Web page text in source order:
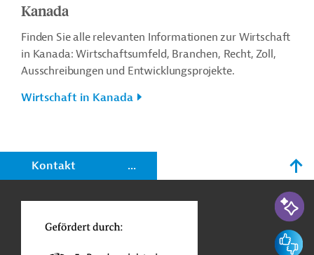
Kanada
Finden Sie alle relevanten Informationen zur Wirtschaft
in Kanada: Wirtschaftsumfeld, Branchen, Recht, Zoll,
Ausschreibungen und Entwicklungsprojekte.
Wirtschaft in Kanada
Kontakt ...
KI-